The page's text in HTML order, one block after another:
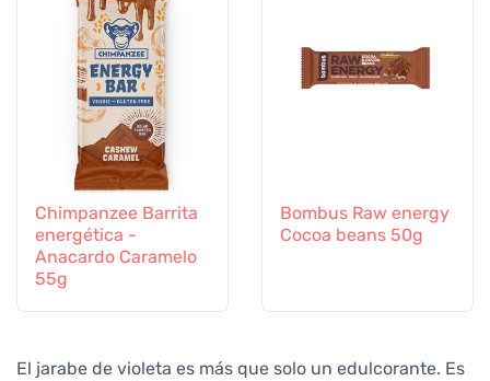
Chimpanzee Barrita
energética -
Anacardo Caramelo
55g
Bombus Raw energy
Cocoa beans 50g
El jarabe de violeta es más que solo un edulcorante. Es